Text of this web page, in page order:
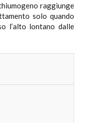
raggiunge
solo quando
l’alto lontano dalle